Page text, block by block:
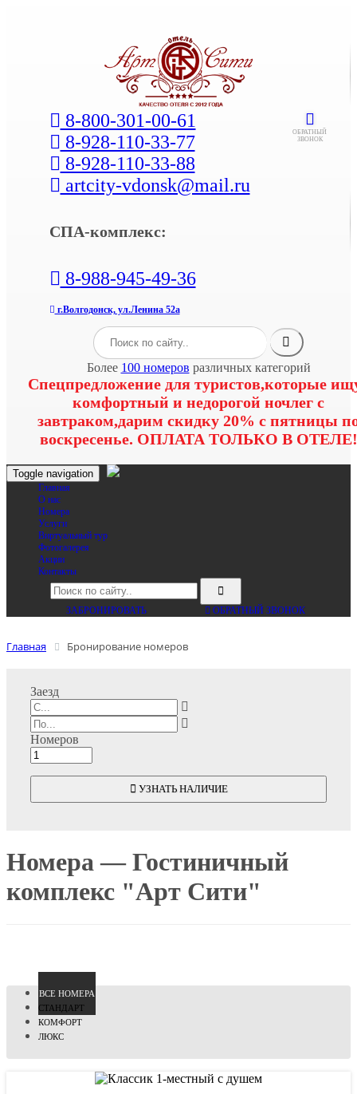
8-800-301-00-61
8-928-110-33-77
8-928-110-33-88
artcity-vdonsk@mail.ru
СПА-комплекс:
8-988-945-49-36
г.Волгодонск, ул.Ленина 52а
ОБРАТНЫЙ
ЗВОНОК
Более 100 номеров различных категорий
Спецпредложение для туристов,которые
комфортный и недорогой ночлег с
завтраком,дарим скидку 20% с пятницы
воскресенье. ОПЛАТА ТОЛЬКО В ОТЕЛЕ!
Toggle navigation
Главная
O нас
Номера
Услуги
Виртуальный тур
Фотогалерея
Акции
Контакты
ЗАБРОНИРОВАТЬ ОБРАТНЫЙ ЗВОНОК
Главная Бронирование номеров
Заезд
Номеров
УЗНАТЬ НАЛИЧИЕ
Номера — Гостиничный
комплекс "Арт Сити"
ВCЕ НОМЕРА
СТАНДАРТ
КОМФОРТ
ЛЮКС